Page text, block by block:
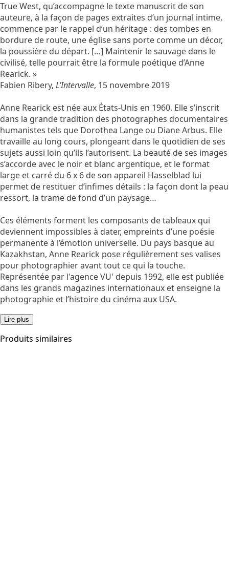
True West, qu’accompagne le texte manuscrit de son
auteure, à la façon de pages extraites d’un journal intime,
commence par le rappel d’un héritage : des tombes en
bordure de route, une église sans porte comme un décor,
la poussière du départ. […] Maintenir le sauvage dans le
civilisé, telle pourrait être la formule poétique d’Anne
Rearick. »
Fabien Ribery, L’Intervalle, 15 novembre 2019
Anne Rearick est née aux États-Unis en 1960. Elle s’inscrit
dans la grande tradition des photographes documentaires
humanistes tels que Dorothea Lange ou Diane Arbus. Elle
travaille au long cours, plongeant dans le quotidien de ses
sujets aussi loin qu’ils l’autorisent. La beauté de ses images
s’accorde avec le noir et blanc argentique, et le format
large et carré du 6 x 6 de son appareil Hasselblad lui
permet de restituer d’infimes détails : la façon dont la peau
ressort, la trame de fond d’un paysage…
Ces éléments forment les composants de tableaux qui
deviennent impossibles à dater, empreints d’une poésie
permanente à l’émotion universelle. Du pays basque au
Kazakhstan, Anne Rearick pose régulièrement ses valises
pour photographier avant tout ce qui la touche.
Représentée par l'agence VU' depuis 1992, elle est publiée
dans les grands magazines internationaux et enseigne la
photographie et l’histoire du cinéma aux USA.
Lire plus
Produits similaires